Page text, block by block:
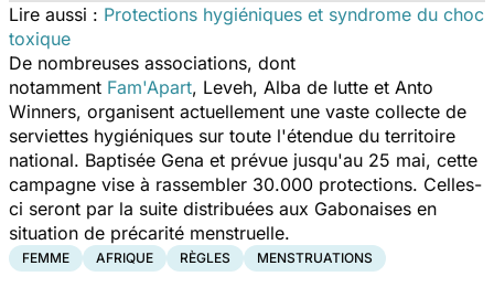
Lire aussi : Protections hygiéniques et syndrome du choc
toxique
De nombreuses associations, dont
notamment Fam'Apart, Leveh, Alba de lutte et Anto
Winners, organisent actuellement une vaste collecte de
serviettes hygiéniques sur toute l'étendue du territoire
national. Baptisée Gena et prévue jusqu'au 25 mai, cette
campagne vise à rassembler 30.000 protections. Celles-
ci seront par la suite distribuées aux Gabonaises en
situation de précarité menstruelle.
FEMME AFRIQUE RÈGLES MENSTRUATIONS